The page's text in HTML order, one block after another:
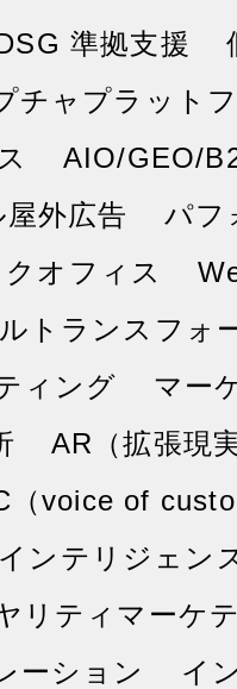
準拠支援
チャプラット
AIO/GEO/
外広告
パフ
オフィス
トランスフォ
ィング
マー
AR（拡張現
（voice of
ンテリジェン
リティマーケ
ーション
イ